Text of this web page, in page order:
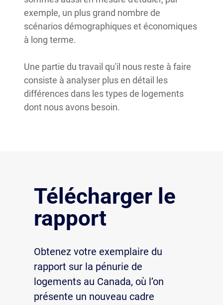
exemple, un plus grand nombre de
scénarios démographiques et économiques
à long terme.
Une partie du travail qu'il nous reste à faire
consiste à analyser plus en détail les
différences dans les types de logements
dont nous avons besoin.
Télécharger le
rapport
Obtenez votre exemplaire du
rapport sur la pénurie de
logements au Canada, où l’on
présente un nouveau cadre